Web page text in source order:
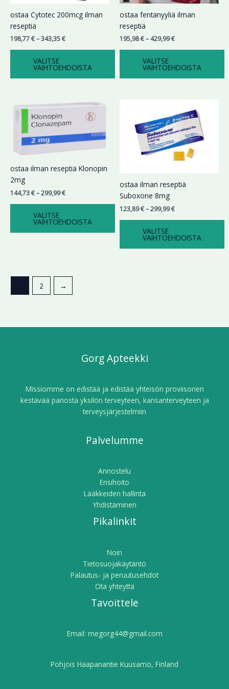
ostaa Cytotec 200mcg ilman
reseptiä
198,77€–343,35€
VALITSE
VAIHTOEHDOISTA
tehdä
valinnat
tuotteen
ostaa fentanyyliä ilman
reseptiä
195,98€– 429,99€
VALITSE
VAIHTOEHDOISTA
tehdä
valinnat
tuotteen
ostaa ilman reseptiä Klonopin
2mg
144,73€–299,99€
Hintaluokka:
144,73 €
299,99 €
VALITSE
VAIHTOEHDOISTA
Tällä
tuotteella
useampi
muunnelma.
tehdä
valinnat
tuotteen
sivulla.
ostaa ilman reseptiä
Suboxone 8mg
123,89€–299,99€
123,89 €
-
299,99 €
VALITSE
VAIHTOEHDOISTA
useampi
muunnelma.
valinnat
tuotteen
sivulla.
2 →
Gorg Apteekki
Missiomme on edistää ja edistää yhteisön proviisorien
kestävää panosta yksilön terveyteen, kansanterveyteen ja
terveysjärjestelmiin
Palvelumme
Annostelu
Ensihoito
Lääkkeiden hallinta
Yhdistäminen
Pikalinkit
Noin
Tietosuojakäytäntö
Palautus- ja peruutusehdot
Ota yhteyttä
Tavoittele
Email: megorg44@gmail.com
Pohjois Haapanantie Kuusamo, Finland